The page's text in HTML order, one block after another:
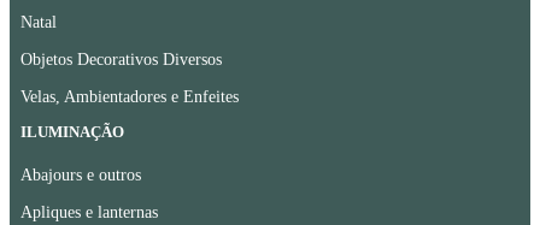
Natal
Objetos Decorativos Diversos
Velas, Ambientadores e Enfeites
ILUMINAÇÃO
Abajours e outros
Apliques e lanternas